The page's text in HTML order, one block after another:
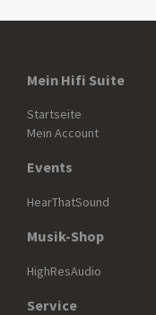
Mein Hifi Suite
Startseite
Mein Account
Events
HearThatSound
Musik-Shop
HighResAudio
Service